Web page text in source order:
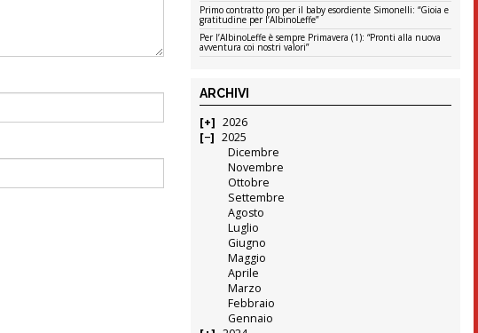
Primo contratto pro per il baby esordiente Simonelli: “Gioia e
gratitudine per l’AlbinoLeffe”
Per l’AlbinoLeffe è sempre Primavera (1): “Pronti alla nuova
avventura coi nostri valori”
ARCHIVI
2026
2025
Dicembre
Novembre
Ottobre
Settembre
Agosto
Luglio
Giugno
Maggio
Aprile
Marzo
Febbraio
Gennaio